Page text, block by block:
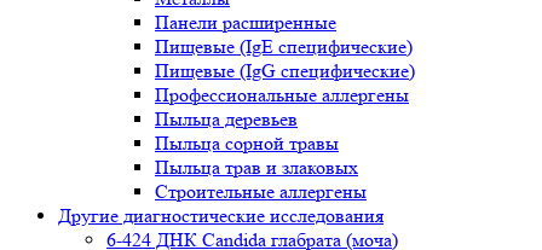
Панели расширенные
Пищевые (IgE специфические)
Пищевые (IgG специфические)
Профессиональные аллергены
Пыльца деревьев
Пыльца сорной травы
Пыльца трав и злаковых
Строительные аллергены
Другие диагностические исследования
6-424 ДНК Candida глабрата (моча)